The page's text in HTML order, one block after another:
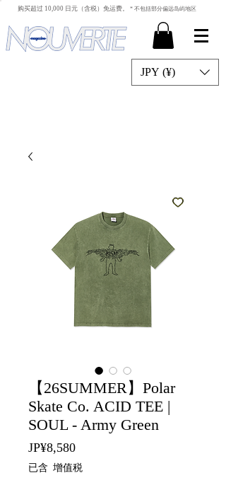
​ 购买超过 10,000 日元（含税）免运费。 * 不包括部分偏远岛屿地区
JPY (¥)
【26SUMMER】Polar
Skate Co. ACID TEE |
SOUL - Army Green
JP¥8,580價
格
已含 增值税